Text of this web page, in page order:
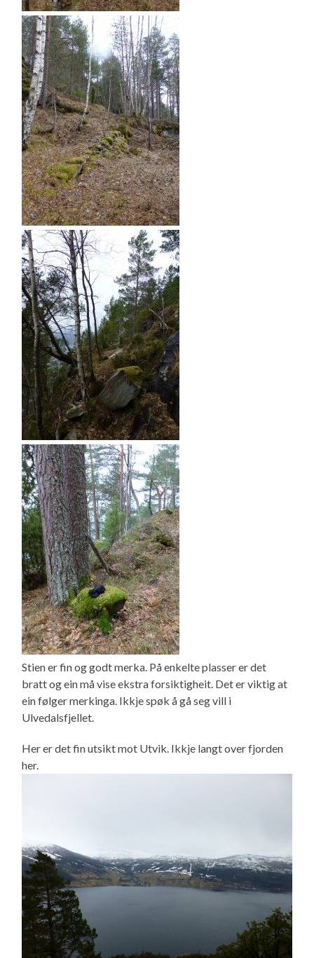
Stien er fin og godt merka. På enkelte plasser er det
bratt og ein må vise ekstra forsiktigheit. Det er viktig at
ein følger merkinga. Ikkje spøk å gå seg vill i
Ulvedalsfjellet.
Her er det fin utsikt mot Utvik. Ikkje langt over fjorden
her.